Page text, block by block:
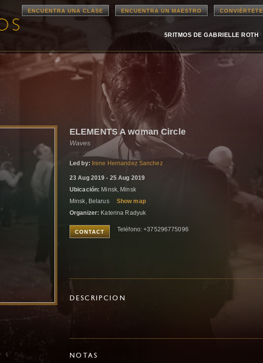
ENCUENTRA UNA CLASE ENCUENTRA UN MAESTRO
5RITMOS DE GABRIELLE ROTH
ELEMENTS A woman Circle
Waves
Led by: Irene Hernandez Sanchez
23 Aug 2019 - 25 Aug 2019
Ubicación: Minsk, Minsk
Minsk, Belarus
Show map
Organizer: Katerina Radyuk
CONTACT Teléfono: +375296775096
DESCRIPCION
NOTAS